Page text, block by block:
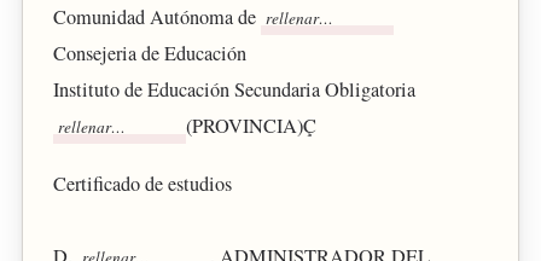
Comunidad Autónoma de
Consejeria de Educación
Instituto de Educación Secundaria Obligatoria
(PROVINCIA)Ç
Certificado de estudios